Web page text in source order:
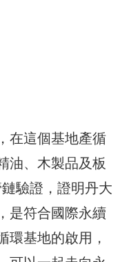
在這個基地產循
油、木製品及板
驗證，證明丹大
是符合國際永續
環基地的啟用，